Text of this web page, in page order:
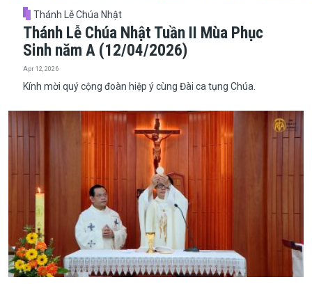
Thánh Lễ Chúa Nhật
Thánh Lễ Chúa Nhật Tuần II Mùa Phục
Sinh năm A (12/04/2026)
Apr 12, 2026
Kính mời quý cộng đoàn hiệp ý cùng Đài ca tụng Chúa.